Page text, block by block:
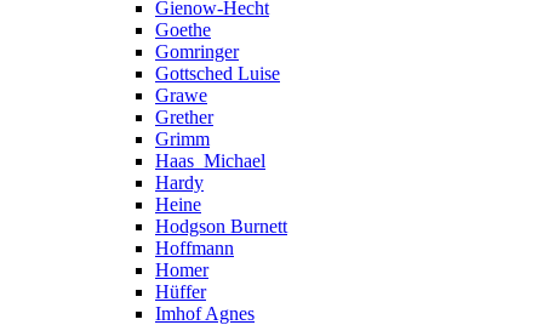
Gienow-Hecht
Goethe
Gomringer
Gottsched Luise
Grawe
Grether
Grimm
Haas_Michael
Hardy
Heine
Hodgson Burnett
Hoffmann
Homer
Hüffer
Imhof Agnes